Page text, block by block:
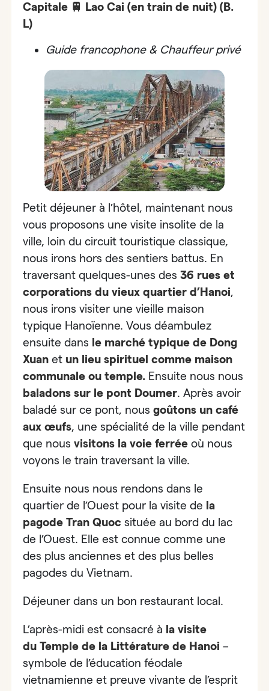
Capitale 🚆 Lao Cai (en train de nuit) (B.
L)
Guide francophone & Chauffeur privé
Petit déjeuner à l’hôtel, maintenant nous
vous proposons une visite insolite de la
ville, loin du circuit touristique classique,
nous irons hors des sentiers battus. En
traversant quelques-unes des 36 rues et
corporations du vieux quartier d’Hanoi,
nous irons visiter une vieille maison
typique Hanoïenne. Vous déambulez
ensuite dans le marché typique de Dong
Xuan et un lieu spirituel comme maison
communale ou temple. Ensuite nous nous
baladons sur le pont Doumer. Après avoir
baladé sur ce pont, nousgoûtons uncafé
aux œufs, une spécialité de la ville pendant
que nousvisitons la voie ferrée où nous
voyons le train traversant la ville.
Ensuite nous nous rendons dans le
quartier de l’Ouest pour la visite de la
pagode Tran Quoc située au bord du lac
de l’Ouest. Elle est connue comme une
des plus anciennes et des plus belles
pagodes du Vietnam.
Déjeuner dans un bon restaurant local.
L’après-midi est consacré à la visite
duTemple de la Littérature de Hanoi–
symbole de l’éducation féodale
vietnamienne et preuve vivante de l’esprit